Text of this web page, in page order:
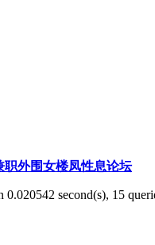
职外围女楼凤性息论坛
0.020542 second(s), 15